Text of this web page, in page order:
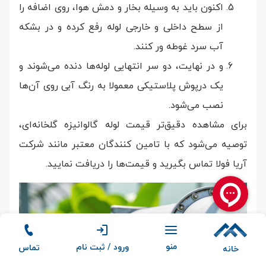
خانه منو ورود / ثبت نام تماس
اکنون باید به وسیله بخار و دمش هوا، روی اضافه را
از سطح داخلی و خارجی لوله رفع کرده و در بشکه
آب سرد غوطه ور کنند.
و در نهایت، دو سر انتهایی لوله‌ها دنده می‌شوند و
یک درپوش پلاستیکی معمولا به رنگ آبی روی آن‌ها
نصب می‌شود.
برای مشاهده دقیق‌تر قیمت لوله‌ گالوانیزه گلخانه‌ای،
توصیه می‌شود که با تامین کنندگان معتبر مانند شرکت
آریا فولا تماس بگیرید و قیمت‌ها را دریافت نمایید.